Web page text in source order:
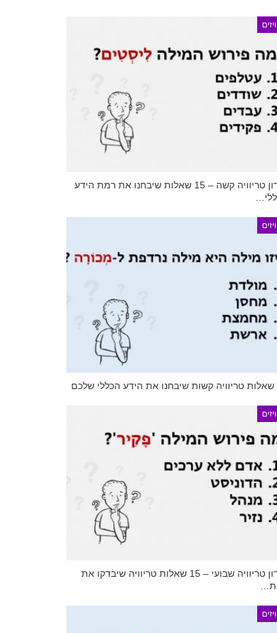
חידון טריוויה קשה – 15 שאלות שיבחנו את רמת הידע
חידון טריוויה שבועי – 15 שאלות טריוויה שיבדקו את